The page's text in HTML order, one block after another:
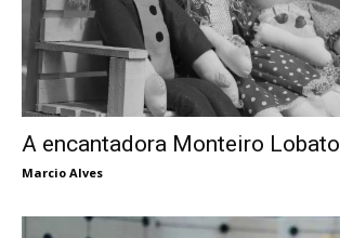
A encantadora Monteiro Lobato
Marcio Alves